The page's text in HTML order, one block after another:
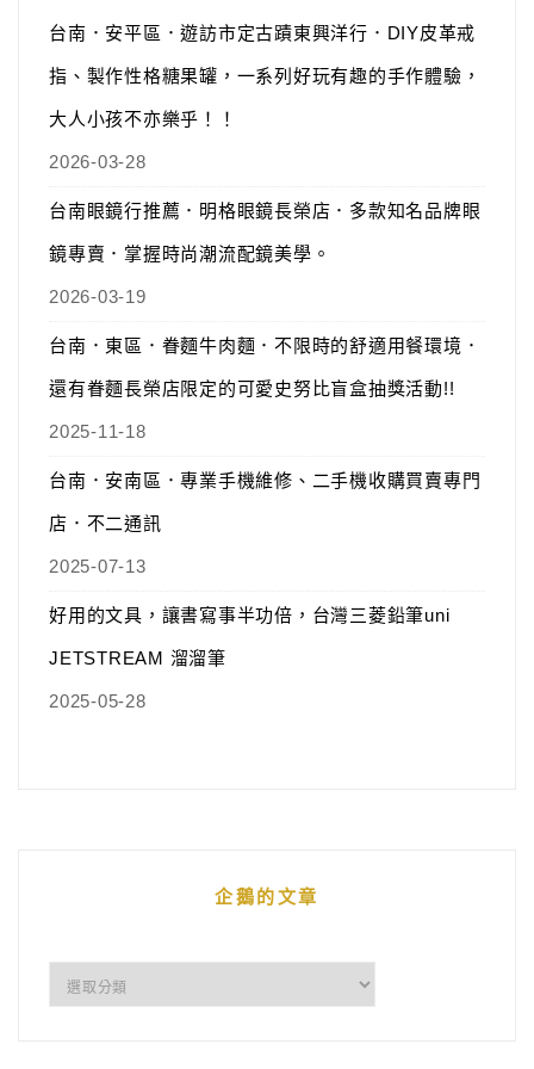
台南．安平區．遊訪市定古蹟東興洋行．DIY皮革戒
指、製作性格糖果罐，一系列好玩有趣的手作體驗，
大人小孩不亦樂乎！！
2026-03-28
台南眼鏡行推薦．明格眼鏡長榮店．多款知名品牌眼
鏡專賣．掌握時尚潮流配鏡美學。
2026-03-19
台南．東區．眷麵牛肉麵．不限時的舒適用餐環境．
還有眷麵長榮店限定的可愛史努比盲盒抽獎活動!!
2025-11-18
台南．安南區．專業手機維修、二手機收購買賣專門
店．不二通訊
2025-07-13
好用的文具，讓書寫事半功倍，台灣三菱鉛筆uni
JETSTREAM 溜溜筆
2025-05-28
企鵝的文章